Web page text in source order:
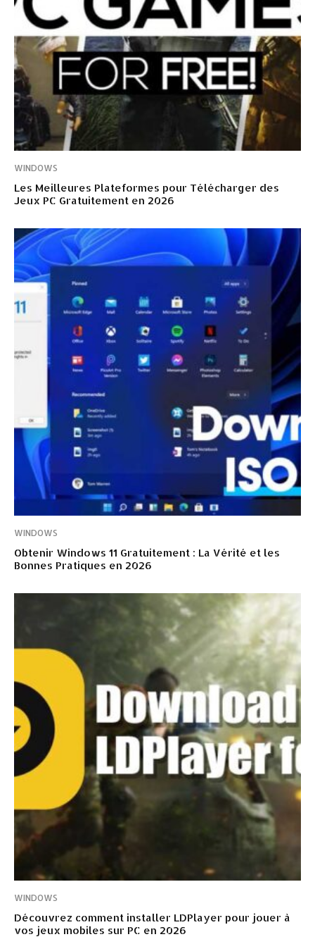
WINDOWS
Les Meilleures Plateformes pour Télécharger des
Jeux PC Gratuitement en 2026
WINDOWS
Obtenir Windows 11 Gratuitement : La Vérité et les
Bonnes Pratiques en 2026
WINDOWS
Découvrez comment installer LDPlayer pour jouer à
vos jeux mobiles sur PC en 2026